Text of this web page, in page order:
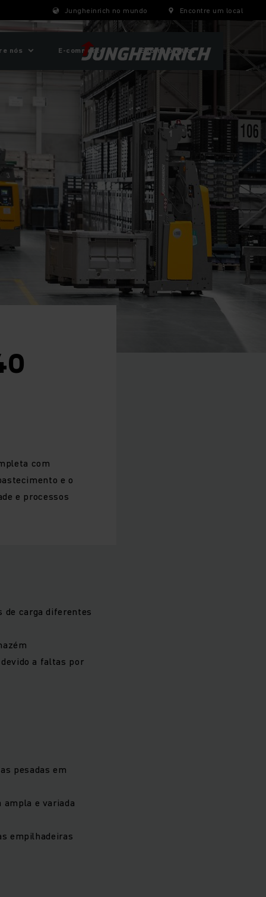
Jungheinrich no mundo Encontre um local
nós E-commerce ESG na prática
com
e o
e processos
de carga diferentes
a faltas por
pesadas em
ampla e variada
empilhadeiras